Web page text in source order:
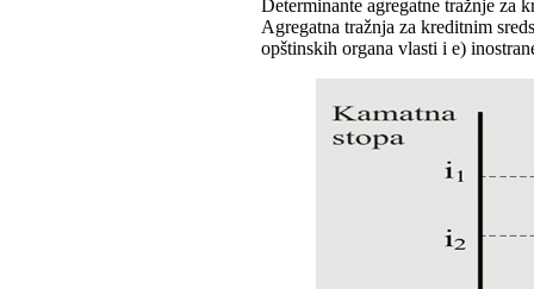
Determinante agregatne tražnje za
Agregatna tražnja za kreditnim
opštinskih organa vlasti i e)